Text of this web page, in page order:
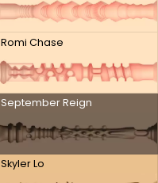
Romi Chase
September Reign
Skyler Lo